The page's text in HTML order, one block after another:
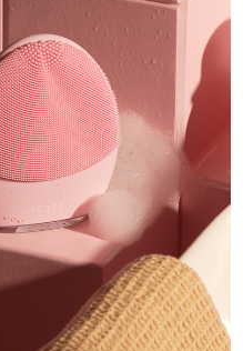
removal gel
gel
备
devices
treatment
massagers
理
essentials
Peptide Scalp
Whitening Set
device & 18% PAP gel
Whitening Gel
男士
预计送达日期 8/8/26
预计送达日期8/10/26
预计送达日期 8/12/26
预计送达日期
预计送达日期8/10/26
预计送达日期8/13/26
预计送达日期8/15/26